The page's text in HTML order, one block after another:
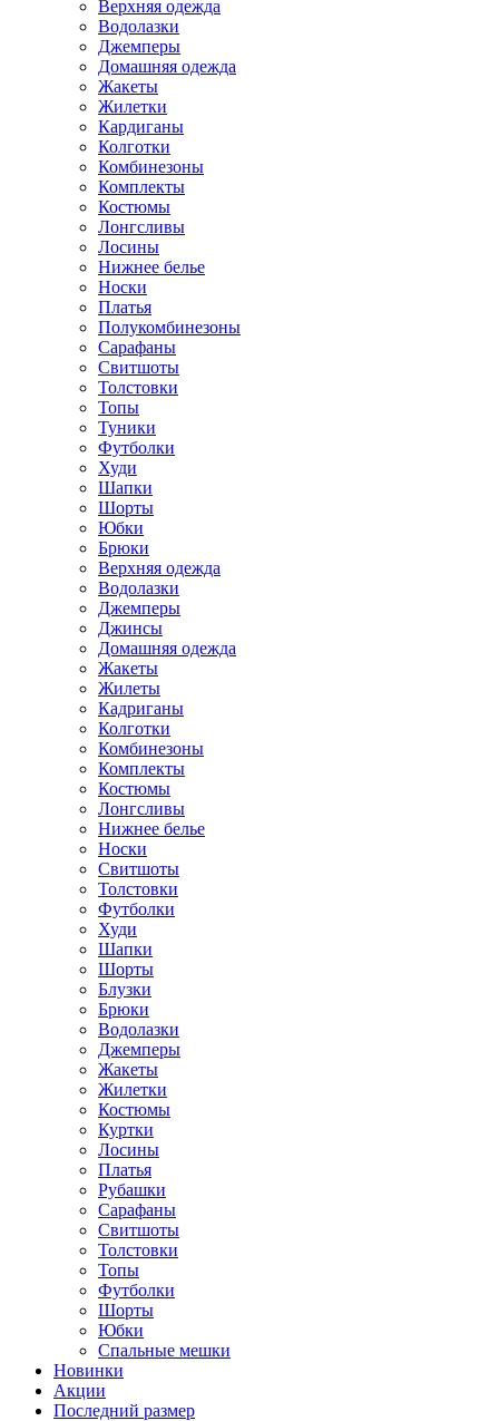
Верхняя одежда
Водолазки
Джемперы
Домашняя одежда
Жакеты
Жилетки
Кардиганы
Колготки
Комбинезоны
Комплекты
Костюмы
Лонгсливы
Лосины
Нижнее белье
Носки
Платья
Полукомбинезоны
Сарафаны
Свитшоты
Толстовки
Топы
Туники
Футболки
Худи
Шапки
Шорты
Юбки
Брюки
Верхняя одежда
Водолазки
Джемперы
Джинсы
Домашняя одежда
Жакеты
Жилеты
Кадриганы
Колготки
Комбинезоны
Комплекты
Костюмы
Лонгсливы
Нижнее белье
Носки
Свитшоты
Толстовки
Футболки
Худи
Шапки
Шорты
Блузки
Брюки
Водолазки
Джемперы
Жакеты
Жилетки
Костюмы
Куртки
Лосины
Платья
Рубашки
Сарафаны
Свитшоты
Толстовки
Топы
Футболки
Шорты
Юбки
Спальные мешки
Новинки
Акции
Последний размер